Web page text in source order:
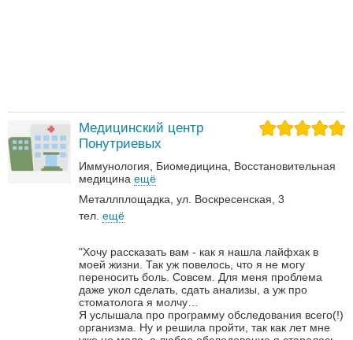
Медицинский центр
Понутриевых
Иммунология Биомедицина Восстановительная
медицина ещё
Металлплощадка, ул. Воскресенская, 3
тел. ещё
"Хочу рассказать вам - как я нашла лайфхак в
моей жизни. Так уж повелось, что я не могу
переносить боль. Совсем. Для меня проблема
даже укол сделать, сдать анализы, а уж про
стоматолога я молчу…
Я услышала про программу обследования всего(!)
организма. Ну и решила пройти, так как лет мне